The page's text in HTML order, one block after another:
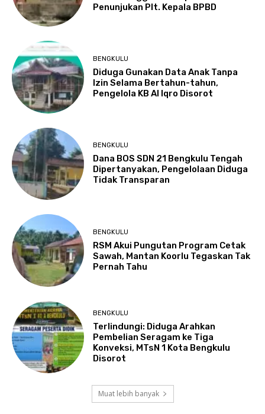
Penunjukan Plt. Kepala BPBD
BENGKULU
Diduga Gunakan Data Anak Tanpa
Izin Selama Bertahun-tahun,
Pengelola KB Al Iqro Disorot
BENGKULU
Dana BOS SDN 21 Bengkulu Tengah
Dipertanyakan, Pengelolaan Diduga
Tidak Transparan
BENGKULU
RSM Akui Pungutan Program Cetak
Sawah, Mantan Koorlu Tegaskan Tak
Pernah Tahu
BENGKULU
Terlindungi: Diduga Arahkan
Pembelian Seragam ke Tiga
Konveksi, MTsN 1 Kota Bengkulu
Disorot
Muat lebih banyak